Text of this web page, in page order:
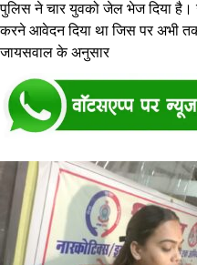
पुलिस ने चार युवको जेल भेज दिया है।
करने आवेदन दिया था जिस पर अभी तक
जायसवाल के अनुसार